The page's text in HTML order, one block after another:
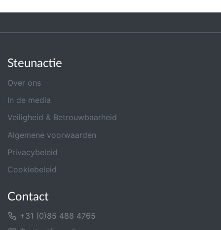
Steunactie
Over ons
In de media
Veiligheid & Betrouwbaarheid
Algemene voorwaarden
Privacybeleid
Cookiebeleid
Contact
+31 (0)85 488 4765